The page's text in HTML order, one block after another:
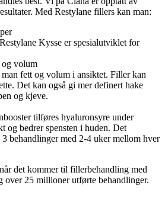
Med Restylane fillers kan man:
Kysse er spesialutviklet for
volum
fett og volum i ansiktet. Filler kan
Det kan også gi mer definert hake
og kjeve.
tilføres hyaluronsyre under
og bedrer spensten i huden. Det
3 behandlinger med 2-4 uker mellom hver
det kommer til fillerbehandling med
over 25 millioner utførte behandlinger.